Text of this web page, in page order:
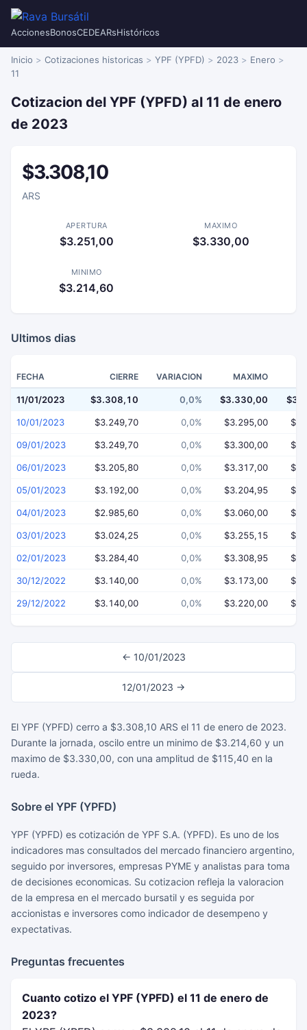
AccionesBonosCEDEARsHistóricos
Inicio Cotizaciones historicas YPF (YPFD) 2023
Enero
11
Cotizacion del YPF (YPFD) al 11 de enero
de 2023
$3.308,10
ARS
APERTURA
$3.251,00
MAXIMO
$3.330,00
MINIMO
$3.214,60
Ultimos dias
FECHA CIERRE VARIACION MAXIMO
11/01/2023 $3.308,10 0,0% $3.330,00
10/01/2023 $3.249,70 0,0% $3.295,00
09/01/2023 $3.249,70 0,0% $3.300,00
06/01/2023 $3.205,80 0,0% $3.317,00
05/01/2023 $3.192,00 0,0% $3.204,95
04/01/2023 $2.985,60 0,0% $3.060,00
03/01/2023 $3.024,25 0,0% $3.255,15
02/01/2023 $3.284,40 0,0% $3.308,95
30/12/2022 $3.140,00 0,0% $3.173,00
29/12/2022 $3.140,00 0,0% $3.220,00
← 10/01/2023
12/01/2023 →
El YPF (YPFD) cerro a $3.308,10 ARS el 11 de enero de 2023.
Durante la jornada, oscilo entre un minimo de $3.214,60 y un
maximo de $3.330,00, con una amplitud de $115,40 en la
rueda.
Sobre el YPF (YPFD)
YPF (YPFD) es cotización de YPF S.A. (YPFD). Es uno de los
indicadores mas consultados del mercado financiero argentino,
seguido por inversores, empresas PYME y analistas para toma
de decisiones economicas. Su cotizacion refleja la valoracion
de la empresa en el mercado bursatil y es seguida por
accionistas e inversores como indicador de desempeno y
expectativas.
Preguntas frecuentes
Cuanto cotizo el YPF (YPFD) el 11 de enero de
2023?